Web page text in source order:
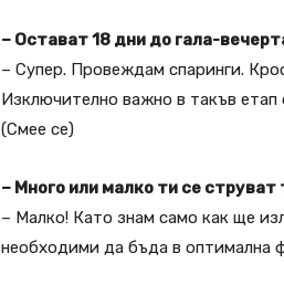
– Остават 18 дни до гала-
– Супер. Провеждам спаринги.
Изключително важно в такъв етап
(Смее се)
– Много или малко ти се струват
– Малко! Като знам само как ще
необходими да бъда в оптимална